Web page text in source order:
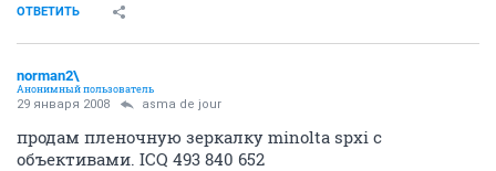
ОТВЕТИТЬ
norman2\
Анонимный пользователь
29 января 2008 asma de jour
продам пленочную зеркалку minolta spxi с
объективами. ICQ 493 840 652